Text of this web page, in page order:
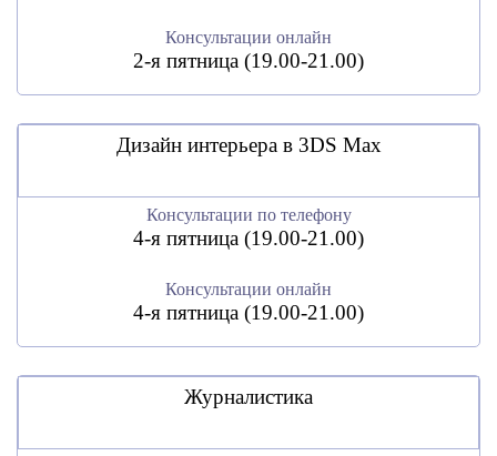
Консультации онлайн
2-я пятница (19.00-21.00)
Дизайн интерьера в 3DS Max
Консультации по телефону
4-я пятница (19.00-21.00)
Консультации онлайн
4-я пятница (19.00-21.00)
Журналистика